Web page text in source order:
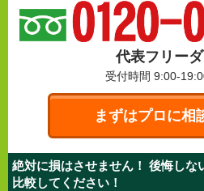
代表フリー
受付時間 9:00-
まずはプロに相
絶対に損はさせません！ 後悔しな
比較してください！